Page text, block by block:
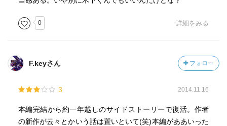
0 詳細をみる
F.keyさん フォロー
3 2014.11.16
本編完結から約一年越しのサイドストーリーで復活。作者
の新作が云々とかいう話は置いといて(笑)本編がああいった